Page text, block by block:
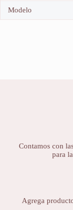
Modelo
Contamos con
para
Agrega